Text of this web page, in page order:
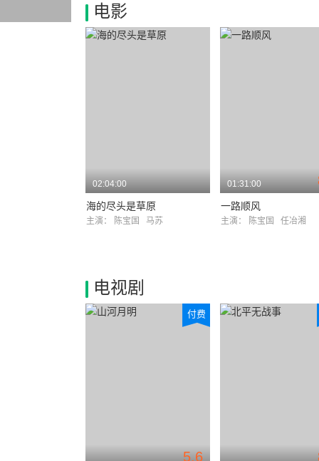
电影
02:04:00
海的尽头是草原
主演： 陈宝国 马苏
01:31:00
一路顺风
主演： 陈宝国 任冶湘
电视剧
5.6
付费